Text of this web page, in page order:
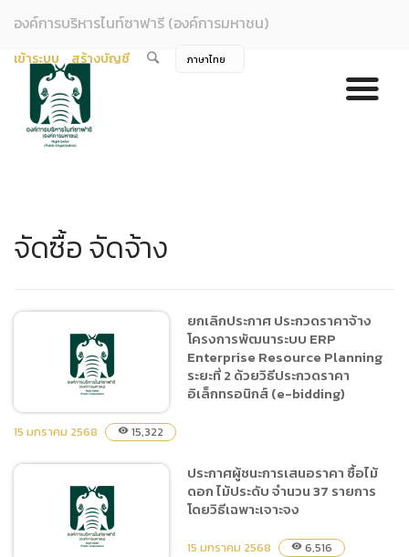
องค์การบริหารไนท์ซาฟารี (องค์การมหาชน)
เข้าระบบ สร้างบัญชี
จัดซื้อ จัดจ้าง
จ้างโครงการพัฒนาระบบ ERP
Enterprise Resource
Planning ระยะที่ 2 ด้วยวิธี
ยกเลิกประกาศ ประกวดราคาจ้าง
โครงการพัฒนาระบบ ERP
Enterprise Resource Planning
ระยะที่ 2 ด้วยวิธีประกวดราคา
อิเล็กทรอนิกส์ (e-bidding)
15 มกราคม 2568 visibility 15,322
ประกาศผู้ชนะการเสนอราคา ซื้อไม้
ดอก ไม้ประดับ จำนวน 37 รายการ
โดยวิธีเฉพาะเจาะจง
15 มกราคม 2568 visibility 6,516